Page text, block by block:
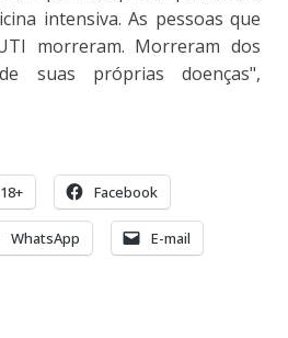
intensiva. As pessoas que
morreram. Morreram dos
suas próprias doenças",
18+ Facebook
WhatsApp E-mail